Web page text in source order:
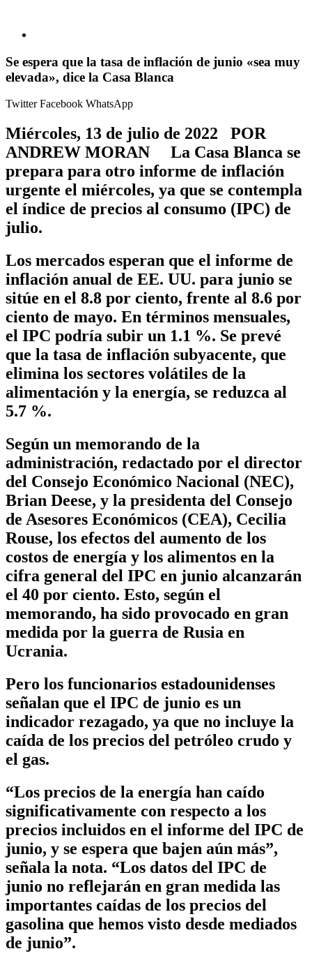
Se espera que la tasa de inflación de junio «sea muy
elevada», dice la Casa Blanca
TwitterFacebook WhatsApp
Miércoles, 13 de julio de 2022 POR
ANDREW MORAN La Casa Blanca se
prepara para otro informe de inflación
urgente el miércoles, ya que se contempla
el índice de precios al consumo (IPC) de
julio.
Los mercados esperan que el informe de
inflación anual de EE. UU. para junio se
sitúe en el 8.8 por ciento, frente al 8.6 por
ciento de mayo. En términos mensuales,
el IPC podría subir un 1.1 %. Se prevé
que la tasa de inflación subyacente, que
elimina los sectores volátiles de la
alimentación y la energía, se reduzca al
5.7 %.
Según un memorando de la
administración, redactado por el director
del Consejo Económico Nacional (NEC),
Brian Deese, y la presidenta del Consejo
de Asesores Económicos (CEA), Cecilia
Rouse, los efectos del aumento de los
costos de energía y los alimentos en la
cifra general del IPC en junio alcanzarán
el 40 por ciento. Esto, según el
memorando, ha sido provocado en gran
medida por la guerra de Rusia en
Ucrania.
Pero los funcionarios estadounidenses
señalan que el IPC de junio es un
indicador rezagado, ya que no incluye la
caída de los precios del petróleo crudo y
el gas.
“Los precios de la energía han caído
significativamente con respecto a los
precios incluidos en el informe del IPC de
junio, y se espera que bajen aún más”,
señala la nota. “Los datos del IPC de
junio no reflejarán en gran medida las
importantes caídas de los precios del
gasolina que hemos visto desde mediados
de junio”.